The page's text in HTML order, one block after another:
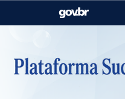
Casa Civil
Pecuária e